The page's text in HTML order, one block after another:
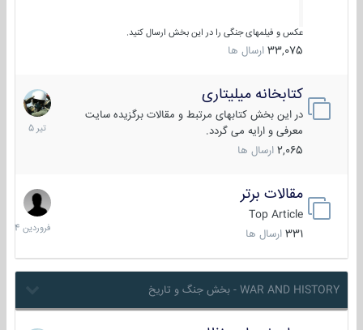
عکس و فیلمهای جنگی را در این بخش ارسال کنید.
33,075 ارسال ها
کتابخانه میلیتاری
در این بخش کتابهای مرتبط و مقالات برگزیده سایت
معرفی و ارایه می گردد.
2,065 ارسال ها
16
تیر
1405
مقالات برتر
Top Article
331 ارسال ها
29
فروردین
1404
WAR AND HISTORY - بخش جنگ و تاریخ